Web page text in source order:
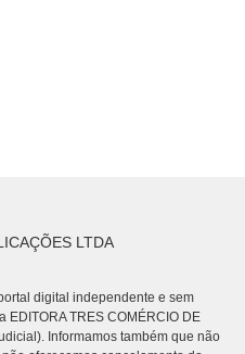
LTDA
digital independente e sem
TRES COMÉRCIO DE
Informamos também que não